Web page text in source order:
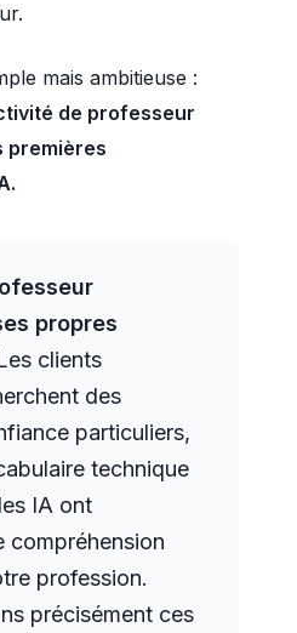
mais ambitieuse :
de professeur
premières
propres
clients
des
particuliers,
technique
IA ont
compréhension
profession.
précisément ces